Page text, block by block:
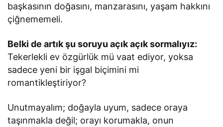
başkasının doğasını, manzarasını, yaşam hakkını
çiğnememeli.
Belki de artık şu soruyu açık açık sormalıyız:
Tekerlekli ev özgürlük mü vaat ediyor, yoksa
sadece yeni bir işgal biçimini mi
romantikleştiriyor?
Unutmayalım; doğayla uyum, sadece oraya
taşınmakla değil; orayı korumakla, onun